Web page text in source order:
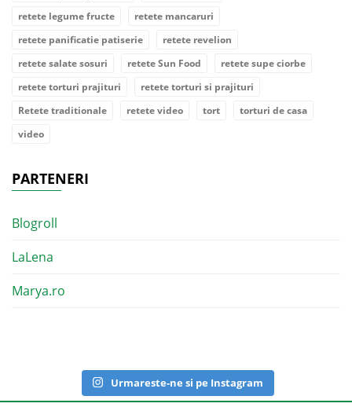
retete legume fructe
retete mancaruri
retete panificatie patiserie
retete revelion
retete salate sosuri
retete Sun Food
retete supe ciorbe
retete torturi prajituri
retete torturi si prajituri
Retete traditionale
retete video tort
torturi de casa
video
PARTENERI
Blogroll
LaLena
Marya.ro
Urmareste-ne si pe Instagram